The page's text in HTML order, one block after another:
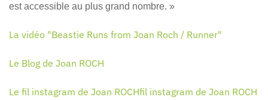
est accessible au plus grand nombre. »
La vidéo "Beastie Runs from Joan Roch / Runner"
Le Blog de Joan ROCH
Le fil instagram de Joan ROCHfil instagram de Joan ROCH